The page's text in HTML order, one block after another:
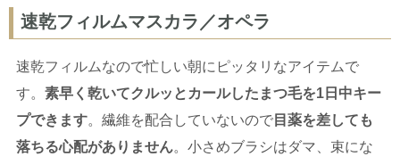
速乾フィルムマスカラ／オペラ
速乾フィルムなので忙しい朝にピッタリなアイテムで
す。 素早く乾いてクルッとカールしたまつ毛を1日中キー
プできます。繊維を配合していないので 目薬を差しても
落ちる心配がありません。小さめブラシはダマ、束にな